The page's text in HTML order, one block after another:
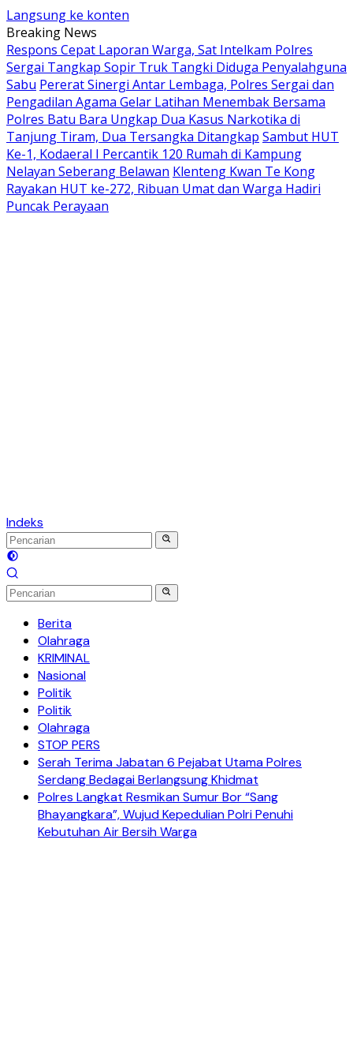
Langsung ke konten
Breaking News
Respons Cepat Laporan Warga, Sat Intelkam Polres
Sergai Tangkap Sopir Truk Tangki Diduga Penyalahguna
Sabu Pererat Sinergi Antar Lembaga, Polres Sergai dan
Pengadilan Agama Gelar Latihan Menembak Bersama
Polres Batu Bara Ungkap Dua Kasus Narkotika di
Tanjung Tiram, Dua Tersangka Ditangkap Sambut HUT
Ke-1, Kodaeral I Percantik 120 Rumah di Kampung
Nelayan Seberang Belawan Klenteng Kwan Te Kong
Rayakan HUT ke-272, Ribuan Umat dan Warga Hadiri
Puncak Perayaan
Indeks
Berita
Olahraga
KRIMINAL
Nasional
Politik
Politik
Olahraga
STOP PERS
Serah Terima Jabatan 6 Pejabat Utama Polres
Serdang Bedagai Berlangsung Khidmat
Polres Langkat Resmikan Sumur Bor “Sang
Bhayangkara”, Wujud Kepedulian Polri Penuhi
Kebutuhan Air Bersih Warga